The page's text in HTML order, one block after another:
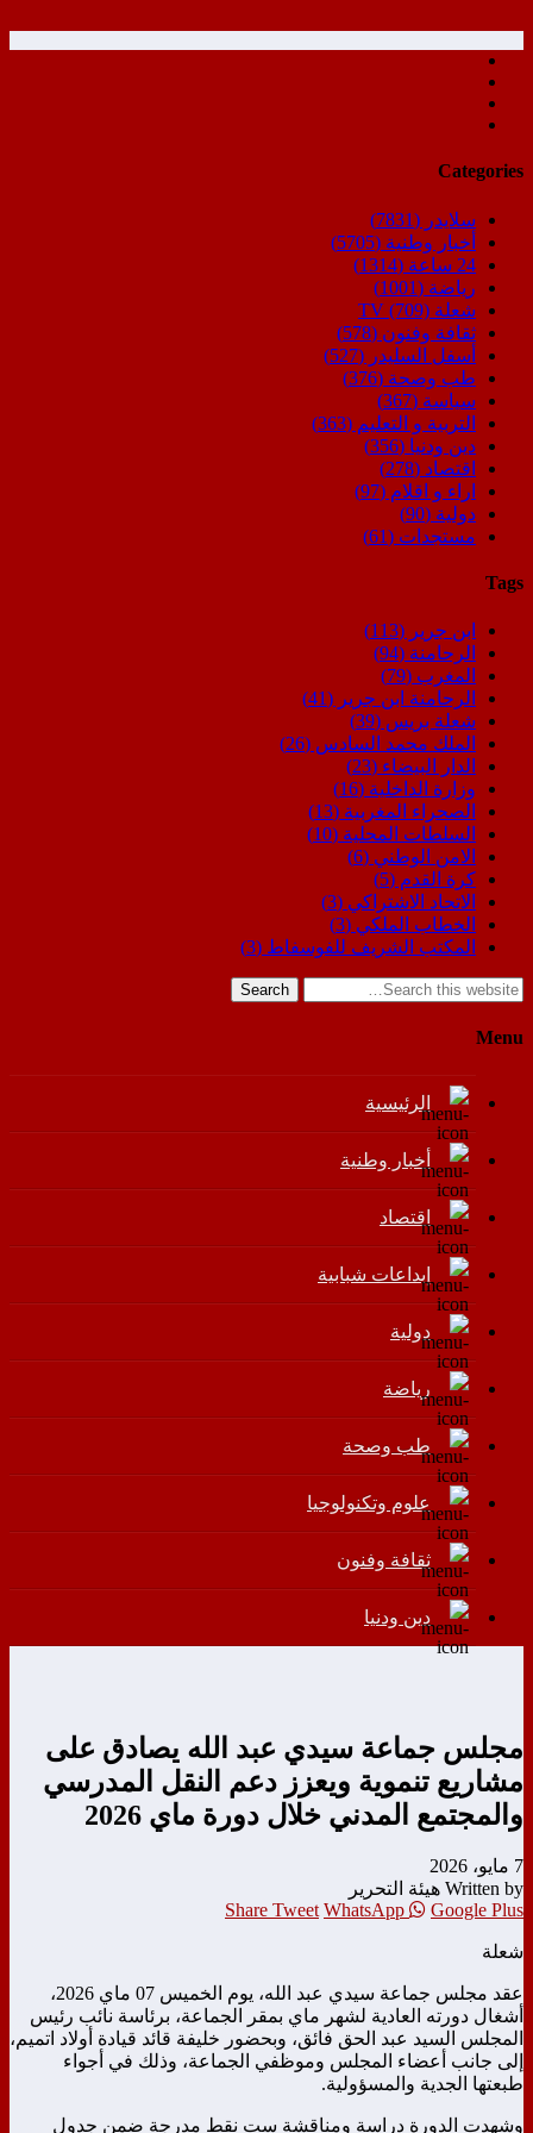
Categories
سلايدر (7831)
أخبار وطنية (5705)
24 ساعة
(1314)
رياضة (1001)
شعلة TV (709)
ثقافة وفنون (578)
أسفل السليدر (527)
طب وصحة (376)
سياسة (367)
التربية و التعليم (363)
دين ودنيا (356)
اقتصاد (278)
اراء و اقلام (97)
دولية (90)
مستجدات (61)
Tags
ابن جرير (113)
الرحامنة (94)
المغرب (79)
الرحامنة ابن جرير (41)
شعلة بريس (39)
الملك محمد السادس (26)
الدار البيضاء (23)
وزارة الداخلية (16)
الصحراء المغربية (13)
السلطات المحلية (10)
الامن الوطني (6)
كرة القدم (5)
الاتحاد الاشتراكي (3)
الخطاب الملكي (3)
المكتب الشريف للفوسفاط (3)
Search
Menu
الرئيسية
أخبار وطنية
اقتصاد
إبداعات شبابية
دولية
رياضة
طب وصحة
علوم وتكنولوجيا
ثقافة وفنون
دين ودنيا
مجلس جماعة سيدي عبد الله يصادق على
مشاريع تنموية ويعزز دعم النقل المدرسي
والمجتمع المدني خلال دورة ماي 2026
7 مايو، 2026
Written by هيئة التحرير
Share Tweet WhatsApp Google Plus
شعلة
عقد مجلس جماعة سيدي عبد الله، يوم الخميس 07 ماي 2026،
أشغال دورته العادية لشهر ماي بمقر الجماعة، برئاسة نائب رئيس
المجلس السيد عبد الحق فائق، وبحضور خليفة قائد قيادة أولاد اتميم،
إلى جانب أعضاء المجلس وموظفي الجماعة، وذلك في أجواء
طبعتها الجدية والمسؤولية.
وشهدت الدورة دراسة ومناقشة ست نقط مدرجة ضمن جدول